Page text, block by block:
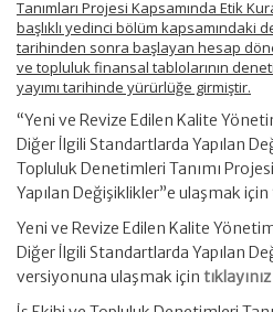
Tanımları Projesi Kapsamında Etik
başlıklı yedinci bölüm kapsamındaki
tarihinden sonra başlayan hesap
ve topluluk finansal tablolarının
yayımı tarihinde yürürlüğe girmiştir.
“Yeni ve Revize Edilen Kalite
Diğer İlgili Standartlarda Yapılan
Topluluk Denetimleri Tanımı
Yapılan Değişiklikler”e ulaşmak için
Yeni ve Revize Edilen Kalite
Diğer İlgili Standartlarda Yapılan
versiyonuna ulaşmak için tıklayınız